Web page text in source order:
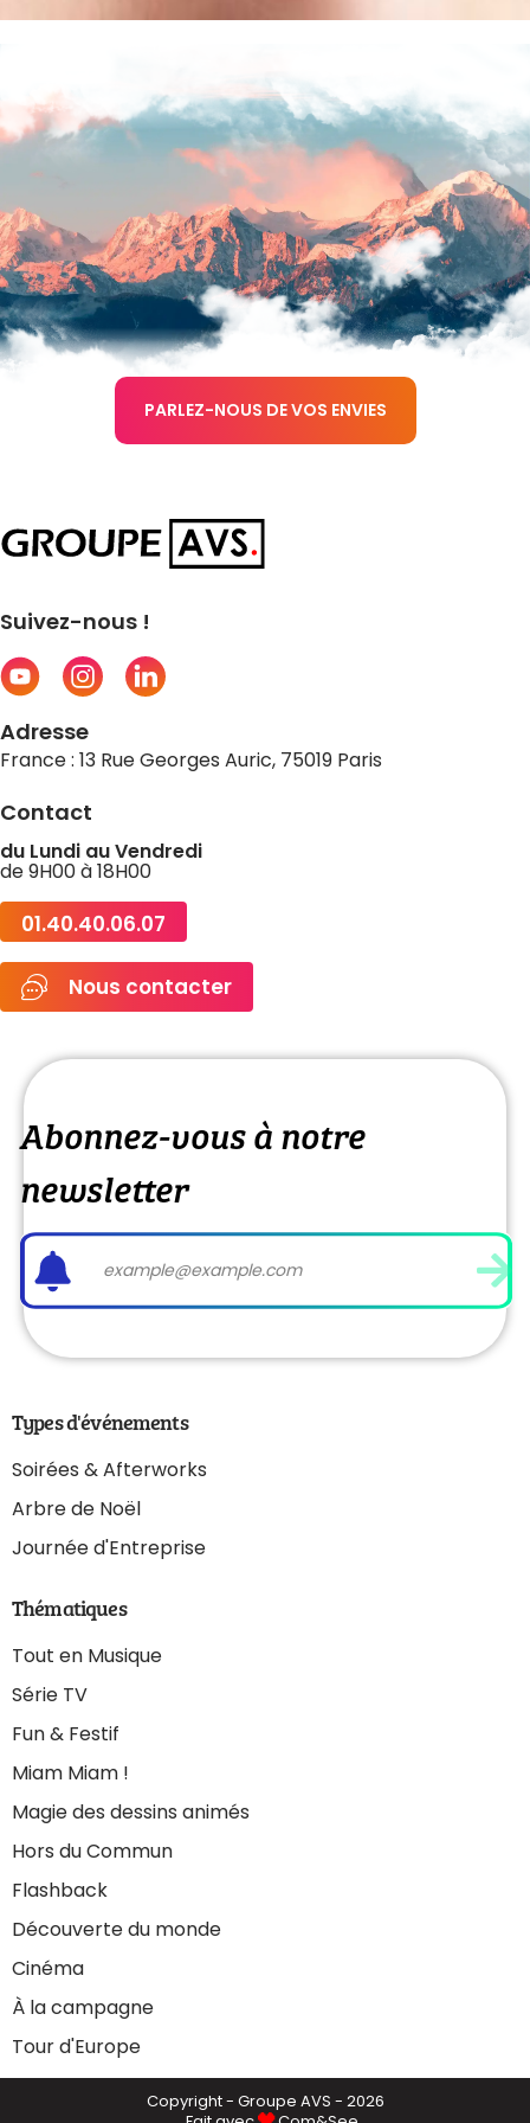
PARLEZ-NOUS DE VOS ENVIES
Abonnez-vous à notre
newsletter
Types d'événements
Soirées & Afterworks
Arbre de Noël
Journée d'Entreprise
Thématiques
Tout en Musique
Série TV
Fun & Festif
Miam Miam !
Magie des dessins animés
Hors du Commun
Flashback
Découverte du monde
Cinéma
À la campagne
Tour d'Europe
Suivez-nous !
Adresse
France : 13 Rue Georges Auric, 75019 Paris
Contact
du Lundi au Vendredi
de 9H00 à 18H00
01.40.40.06.07
Nous contacter
Copyright - Groupe AVS - 2026